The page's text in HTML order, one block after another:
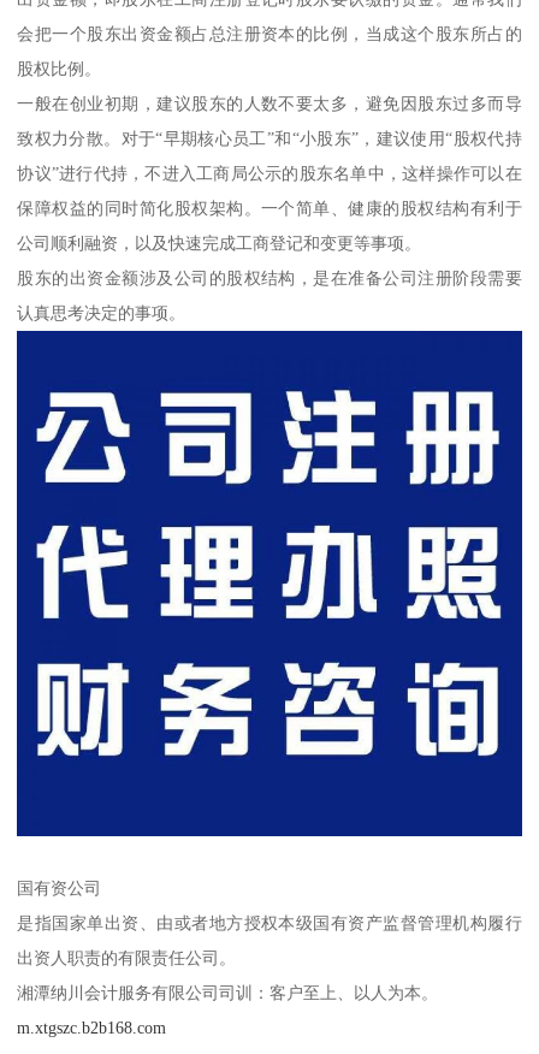
会把一个股东出资金额占总注册资本的比例，当成这个股东所占的
股权比例。
一般在创业初期，建议股东的人数不要太多，避免因股东过多而导
致权力分散。对于“早期核心员工”和“小股东”，建议使用“股权代持
协议”进行代持，不进入工商局公示的股东名单中，这样操作可以在
保障权益的同时简化股权架构。一个简单、健康的股权结构有利于
公司顺利融资，以及快速完成工商登记和变更等事项。
股东的出资金额涉及公司的股权结构，是在准备公司注册阶段需要
认真思考决定的事项。
国有资公司
是指国家单出资、由或者地方授权本级国有资产监督管理机构履行
出资人职责的有限责任公司。
湘潭纳川会计服务有限公司司训：客户至上、以人为本。
m.xtgszc.b2b168.com